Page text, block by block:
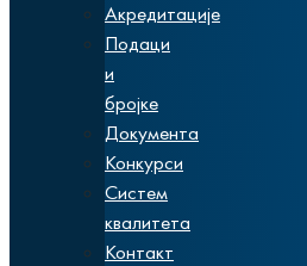
Акредитације
Подаци
и
бројке
Документа
Конкурси
Систем
квалитета
Контакт